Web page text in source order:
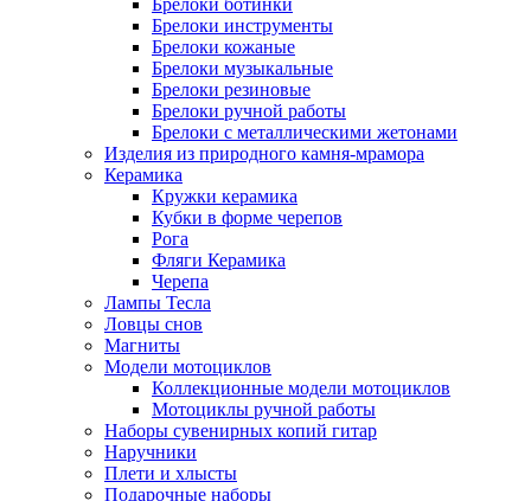
Брелоки ботинки
Брелоки инструменты
Брелоки кожаные
Брелоки музыкальные
Брелоки резиновые
Брелоки ручной работы
Брелоки с металлическими жетонами
Изделия из природного камня-мрамора
Керамика
Кружки керамика
Кубки в форме черепов
Рога
Фляги Керамика
Черепа
Лампы Тесла
Ловцы снов
Магниты
Модели мотоциклов
Коллекционные модели мотоциклов
Мотоциклы ручной работы
Наборы сувенирных копий гитар
Наручники
Плети и хлысты
Подарочные наборы